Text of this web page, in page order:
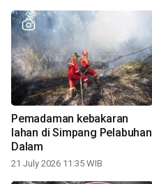
Pemadaman kebakaran
lahan di Simpang Pelabuhan
Dalam
21 July 2026 11:35 WIB